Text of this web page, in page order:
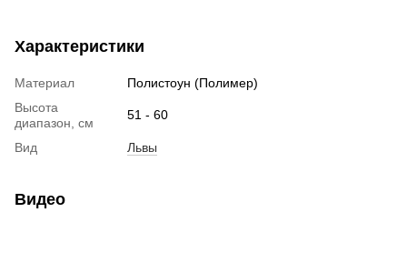
Характеристики
Материал
Полистоун (Полимер)
Высота
диапазон, см
51 - 60
Вид Львы
Видео